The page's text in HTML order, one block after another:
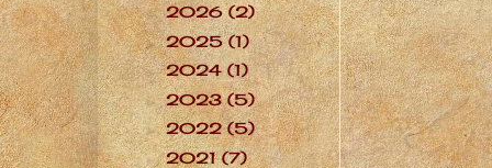
►2026(2)
►2025(1)
►2024(1)
►2023(5)
►2022(5)
►2021(7)